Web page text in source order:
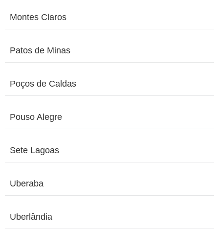
Montes Claros
Patos de Minas
Poços de Caldas
Pouso Alegre
Sete Lagoas
Uberaba
Uberlândia